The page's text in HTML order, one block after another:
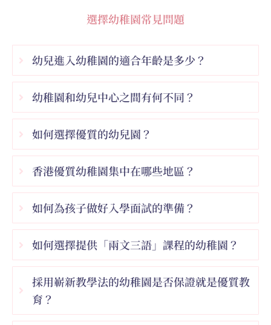
選擇幼稚園常見問題
幼兒進入幼稚園的適合年齡是多少？
幼稚園和幼兒中心之間有何不同？
如何選擇優質的幼兒園？
香港優質幼稚園集中在哪些地區？
如何為孩子做好入學面試的準備？
如何選擇提供「兩文三語」課程的幼稚園？
採用嶄新教學法的幼稚園是否保證就是優質教
育？